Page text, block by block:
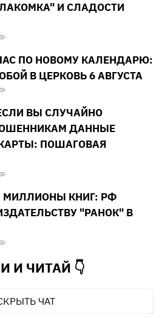
И СЛАДОСТИ
ПО НОВОМУ КАЛЕНДАРЮ:
В ЦЕРКОВЬ 6 АВГУСТА
ВЫ СЛУЧАЙНО
ДАННЫЕ
ПОШАГОВАЯ
КНИГ: РФ
"РАНОК" В
И ЧИТАЙ 👇
ЧАТ